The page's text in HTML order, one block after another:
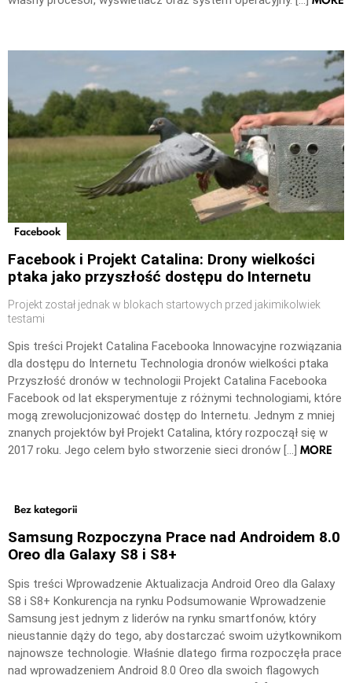
Facebook
Facebook i Projekt Catalina: Drony wielkości
ptaka jako przyszłość dostępu do Internetu
Projekt został jednak w blokach startowych przed jakimikolwiek
testami
Spis treści Projekt Catalina Facebooka Innowacyjne rozwiązania
dla dostępu do Internetu Technologia dronów wielkości ptaka
Przyszłość dronów w technologii Projekt Catalina Facebooka
Facebook od lat eksperymentuje z różnymi technologiami, które
mogą zrewolucjonizować dostęp do Internetu. Jednym z mniej
znanych projektów był Projekt Catalina, który rozpoczął się w
2017 roku. Jego celem było stworzenie sieci dronów […] MORE
Bez kategorii
Samsung Rozpoczyna Prace nad Androidem 8.0
Oreo dla Galaxy S8 i S8+
Spis treści Wprowadzenie Aktualizacja Android Oreo dla Galaxy
S8 i S8+ Konkurencja na rynku Podsumowanie Wprowadzenie
Samsung jest jednym z liderów na rynku smartfonów, który
nieustannie dąży do tego, aby dostarczać swoim użytkownikom
najnowsze technologie. Właśnie dlatego firma rozpoczęła prace
nad wprowadzeniem Android 8.0 Oreo dla swoich flagowych